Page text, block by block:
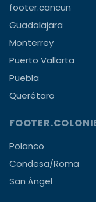
footer.cancun
Guadalajara
Monterrey
Puerto Vallarta
Puebla
Querétaro
Polanco
Condesa/Roma
San Ángel